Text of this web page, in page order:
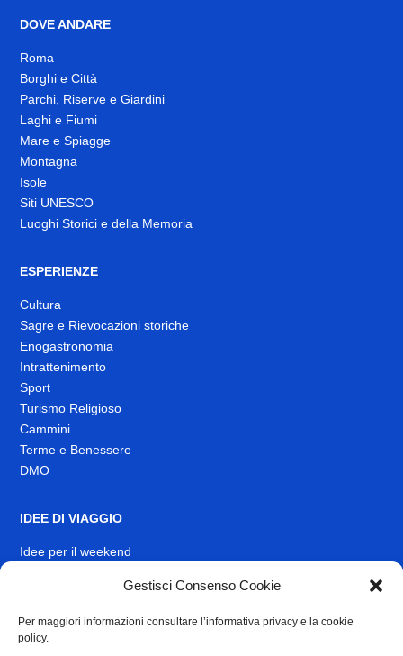
Gestisci Consenso Cookie
Per maggiori informazioni consultare l’informativa privacy e la cookie
policy.
DOVE ANDARE
Roma
Borghi e Città
Parchi, Riserve e Giardini
Laghi e Fiumi
Mare e Spiagge
Montagna
Isole
Siti UNESCO
Luoghi Storici e della Memoria
ESPERIENZE
Cultura
Sagre e Rievocazioni storiche
Enogastronomia
Intrattenimento
Sport
Turismo Religioso
Cammini
Terme e Benessere
DMO
IDEE DI VIAGGIO
Idee per il weekend
INFO